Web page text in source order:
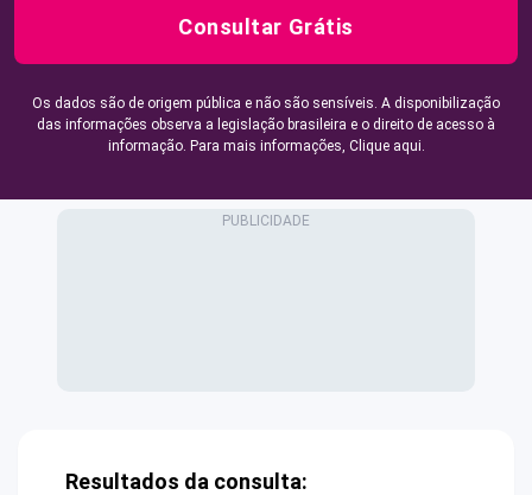
Consultar Grátis
Os dados são de origem pública e não são sensíveis. A disponibilização
das informações observa a legislação brasileira e o direito de acesso à
informação. Para mais informações, Clique aqui.
Resultados da consulta: